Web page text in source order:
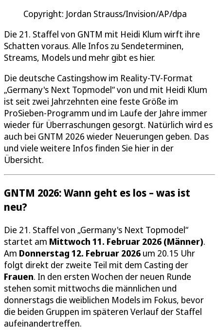
Copyright: Jordan Strauss/Invision/AP/dpa
Die 21. Staffel von GNTM mit Heidi Klum wirft ihre
Schatten voraus. Alle Infos zu Sendeterminen,
Streams, Models und mehr gibt es hier.
Die deutsche Castingshow im Reality-TV-Format
„Germany's Next Topmodel“ von und mit Heidi Klum
ist seit zwei Jahrzehnten eine feste Größe im
ProSieben-Programm und im Laufe der Jahre immer
wieder für Überraschungen gesorgt. Natürlich wird es
auch bei GNTM 2026 wieder Neuerungen geben. Das
und viele weitere Infos finden Sie hier in der
Übersicht.
GNTM 2026: Wann geht es los – was ist
neu?
Die 21. Staffel von „Germany's Next Topmodel“
startet am Mittwoch 11. Februar 2026 (Männer).
Am Donnerstag 12. Februar 2026 um 20.15 Uhr
folgt direkt der zweite Teil mit dem Casting der
Frauen. In den ersten Wochen der neuen Runde
stehen somit mittwochs die männlichen und
donnerstags die weiblichen Models im Fokus, bevor
die beiden Gruppen im späteren Verlauf der Staffel
aufeinandertreffen.